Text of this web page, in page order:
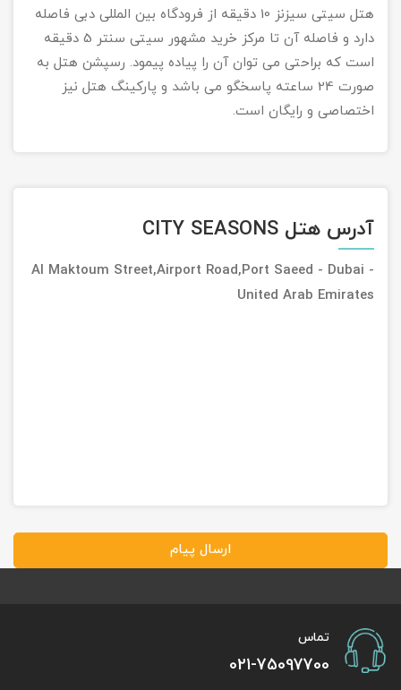
هتل سیتی سیزنز 10 دقیقه از فرودگاه بین المللی دبی فاصله
دارد و فاصله آن تا مرکز خرید مشهور سیتی سنتر 5 دقیقه
است که براحتی می توان آن را پیاده پیمود. رسپشن هتل به
صورت 24 ساعته پاسخگو می باشد و پارکینگ هتل نیز
اختصاصی و رایگان است.
آدرس هتل CITY SEASONS
Al Maktoum Street,Airport Road,Port Saeed - Dubai -
United Arab Emirates
ارسال پیام
تماس
021-75097700